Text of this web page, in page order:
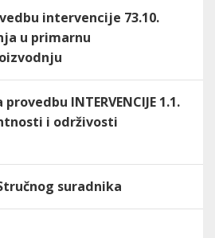
intervencije 73.10.
u primarnu
INTERVENCIJE 1.1.
i održivosti
suradnika